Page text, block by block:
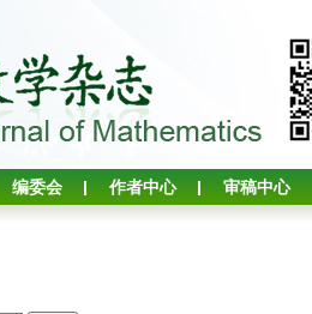
编委会 作者中心 审稿中心